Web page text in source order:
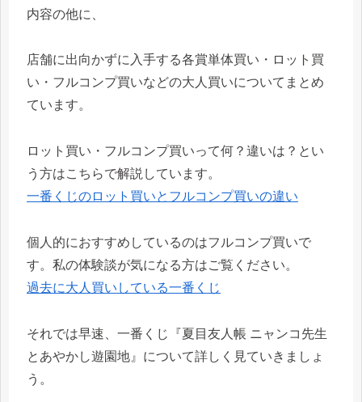
内容の他に、
店舗に出向かずに入手する各賞単体買い・ロット買
い・フルコンプ買いなどの大人買いについてまとめ
ています。
ロット買い・フルコンプ買いって何？違いは？とい
う方はこちらで解説しています。
一番くじのロット買いとフルコンプ買いの違い
個人的におすすめしているのはフルコンプ買いで
す。私の体験談が気になる方はご覧ください。
過去に大人買いしている一番くじ
それでは早速、一番くじ『夏目友人帳 ニャンコ先生
とあやかし遊園地』について詳しく見ていきましょ
う。